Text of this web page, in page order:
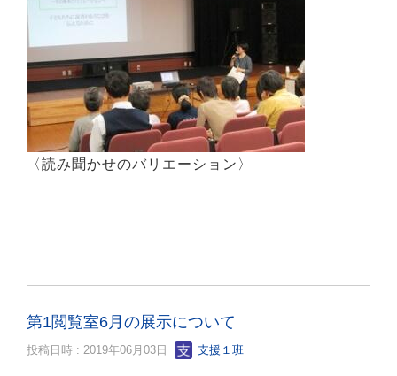
〈読み聞かせのバリエーション〉
第1閲覧室6月の展示について
投稿日時 : 2019年06月03日 支援１班